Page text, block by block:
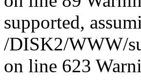
supported,
/DISK2/WWW/
on line 623